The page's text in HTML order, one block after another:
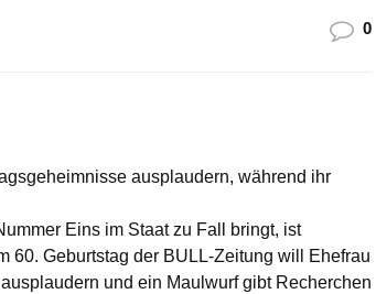
0
ausplaudern, während ihr
Eins im Staat zu Fall bringt, ist
60. Geburtstag der BULL-Zeitung will Ehefrau
und ein Maulwurf gibt Recherchen